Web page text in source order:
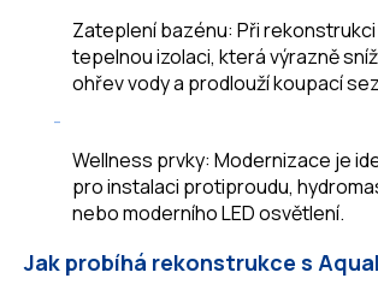
Zateplení bazénu: Při
tepelnou izolaci, která výrazně
ohřev vody a prodlouží koupací
Wellness prvky: Modernizace je
pro instalaci protiproudu,
nebo moderního LED osvětlení.
Jak probíhá rekonstrukce s